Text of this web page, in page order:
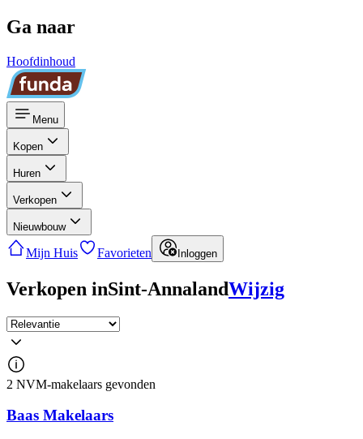
Ga naar
Hoofdinhoud
Menu
Kopen
Huren
Verkopen
Nieuwbouw
Mijn Huis Favorieten Inloggen
Verkopen inSint-AnnalandWijzig
2 NVM-makelaars gevonden
Baas Makelaars